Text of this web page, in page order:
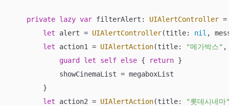
private lazy var filterAlert: UIAlertController =
let alert = UIAlertController(title: nil ,
let action1 = UIAlertAction(title: "메가박스" ,
guard
let self else { return }
            showCinemaList
= megaboxList
        }
let action2 = UIAlertAction(title:
"롯데시네마